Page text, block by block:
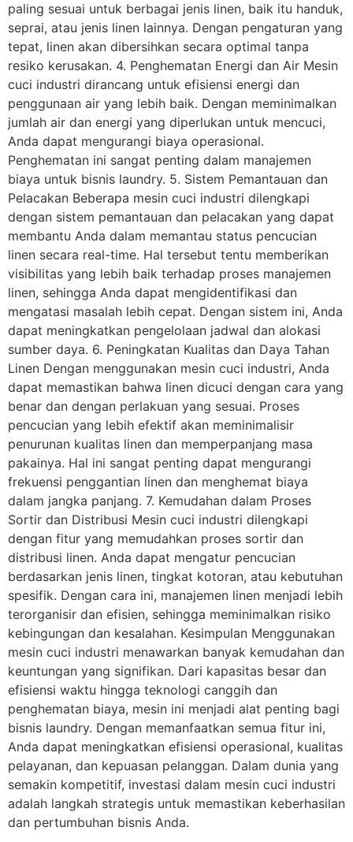
paling sesuai untuk berbagai jenis linen, baik itu handuk,
seprai, atau jenis linen lainnya. Dengan pengaturan yang
tepat, linen akan dibersihkan secara optimal tanpa
resiko kerusakan. 4. Penghematan Energi dan Air Mesin
cuci industri dirancang untuk efisiensi energi dan
penggunaan air yang lebih baik. Dengan meminimalkan
jumlah air dan energi yang diperlukan untuk mencuci,
Anda dapat mengurangi biaya operasional.
Penghematan ini sangat penting dalam manajemen
biaya untuk bisnis laundry. 5. Sistem Pemantauan dan
Pelacakan Beberapa mesin cuci industri dilengkapi
dengan sistem pemantauan dan pelacakan yang dapat
membantu Anda dalam memantau status pencucian
linen secara real-time. Hal tersebut tentu memberikan
visibilitas yang lebih baik terhadap proses manajemen
linen, sehingga Anda dapat mengidentifikasi dan
mengatasi masalah lebih cepat. Dengan sistem ini, Anda
dapat meningkatkan pengelolaan jadwal dan alokasi
sumber daya. 6. Peningkatan Kualitas dan Daya Tahan
Linen Dengan menggunakan mesin cuci industri, Anda
dapat memastikan bahwa linen dicuci dengan cara yang
benar dan dengan perlakuan yang sesuai. Proses
pencucian yang lebih efektif akan meminimalisir
penurunan kualitas linen dan memperpanjang masa
pakainya. Hal ini sangat penting dapat mengurangi
frekuensi penggantian linen dan menghemat biaya
dalam jangka panjang. 7. Kemudahan dalam Proses
Sortir dan Distribusi Mesin cuci industri dilengkapi
dengan fitur yang memudahkan proses sortir dan
distribusi linen. Anda dapat mengatur pencucian
berdasarkan jenis linen, tingkat kotoran, atau kebutuhan
spesifik. Dengan cara ini, manajemen linen menjadi lebih
terorganisir dan efisien, sehingga meminimalkan risiko
kebingungan dan kesalahan. Kesimpulan Menggunakan
mesin cuci industri menawarkan banyak kemudahan dan
keuntungan yang signifikan. Dari kapasitas besar dan
efisiensi waktu hingga teknologi canggih dan
penghematan biaya, mesin ini menjadi alat penting bagi
bisnis laundry. Dengan memanfaatkan semua fitur ini,
Anda dapat meningkatkan efisiensi operasional, kualitas
pelayanan, dan kepuasan pelanggan. Dalam dunia yang
semakin kompetitif, investasi dalam mesin cuci industri
adalah langkah strategis untuk memastikan keberhasilan
dan pertumbuhan bisnis Anda.